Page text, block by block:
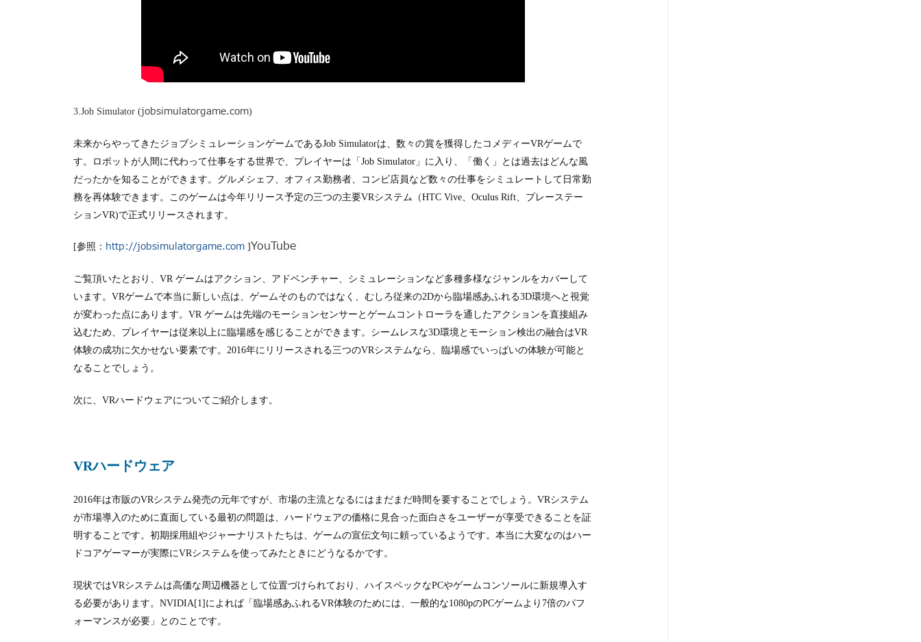
3.Job Simulator (jobsimulatorgame.com)
未来からやってきたジョブシミュレーションゲームであるJob Simulatorは、数々の賞を獲得したコメディーVRゲームで
す。ロボットが人間に代わって仕事をする世界で、プレイヤーは「Job Simulator 」に入り、「働く」とは過去はどんな風
だったかを知ることができます。グルメシェフ、オフィス勤務者、コンビ店員など数々の仕事をシミュレートして日常勤
務を再体験できます。このゲームは今年リリース予定の三つの主要VRシステム（HTC Vive 、Oculus Rift 、プレーステー
ションVR)で正式リリースされます。
[参照： http://jobsimulatorgame.com ]YouTube
ご覧頂いたとおり、VRゲームはアクション、アドベンチャー、シミュレーションなど多種多様なジャンルをカバーして
います。VRゲームで本当に新しい点は、ゲームそのものではなく、むしろ従来の2Dから臨場感あふれる3D環境へと視覚
が変わった点にあります。VRゲームは先端のモーションセンサーとゲームコントローラを通したアクションを直接組み
込むため、プレイヤーは従来以上に臨場感を感じることができます。シームレスな3D環境とモーション検出の融合はVR
体験の成功に欠かせない要素です。2016年にリリースされる三つのVRシステムなら、臨場感でいっぱいの体験が可能と
なることでしょう。
次に、VRハードウェアについてご紹介します。
VRハードウェア
2016年は市販のVRシステム発売の元年ですが、市場の主流となるにはまだまだ時間を要することでしょう。VRシステム
が市場導入のために直面している最初の問題は、ハードウェアの価格に見合った面白さをユーザーが享受できることを証
明することです。初期採用組やジャーナリストたちは、ゲームの宣伝文句に頼っているようです。本当に大変なのはハー
ドコアゲーマーが実際にVRシステムを使ってみたときにどうなるかです。
現状ではVRシステムは高価な周辺機器として位置づけられており、ハイスペックなPCやゲームコンソールに新規導入す
る必要があります。NVIDIA[1] によれば「臨場感あふれるVR体験のためには、一般的な1080pのPCゲームより 7倍のパフ
ォーマンスが必要」とのことです。